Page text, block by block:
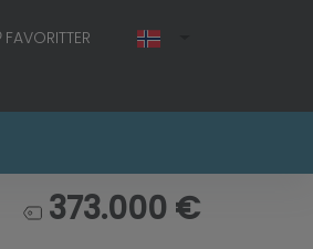
FAVORITTER
373.000 €